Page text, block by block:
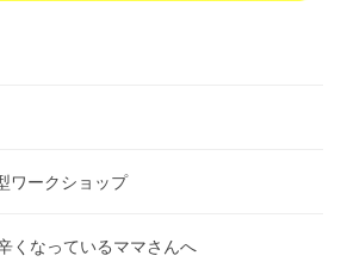
ワークショップ
くなっているママさんへ